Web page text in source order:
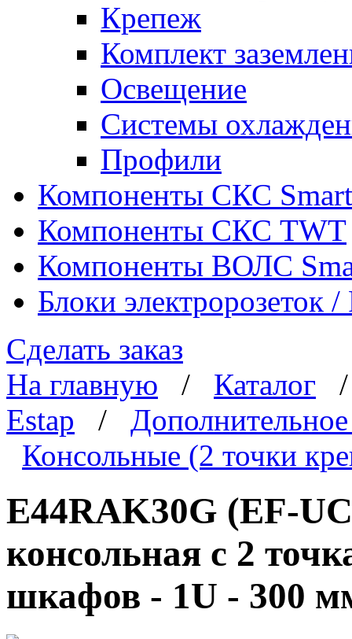
Крепеж
Комплект
Освещение
Системы
Профили
Компоненты СКС
Компоненты СКС TWT
Компоненты ВОЛС
Блоки электророзеток
Сделать заказ
На главную / Каталог
Estap /
Консольные (2 точки
E44RAK30G (EF-
консольная c 2
шкафов - 1U - 300